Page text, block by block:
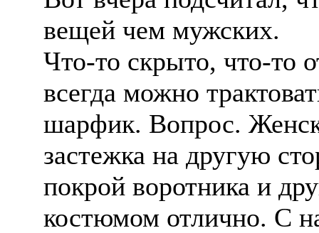
вещей чем мужских.
Что-то скрыто, что-то
всегда можно
шарфик. Вопрос.
застежка на другую
покрой воротника и
костюмом отлично. С